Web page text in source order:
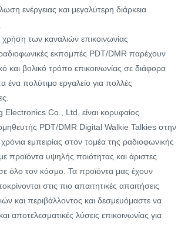
ενέργειας και μεγαλύτερη διάρκεια
των καναλιών επικοινωνίας
εκπομπές PDT/DMR παρέχουν
και βολικό τρόπο επικοινωνίας σε διάφορα
ένα πολύτιμο εργαλείο για πολλές
Co., Ltd. είναι κορυφαίος
PDT/DMR Digital Walkie Talkies στην
εμπειρίας στον τομέα της ραδιοφωνικής
προϊόντα υψηλής ποιότητας και άριστες
όλο τον κόσμο. Τα προϊόντα μας έχουν
στις πιο απαιτητικές απαιτήσεις
και περιβάλλοντος και δεσμευόμαστε να
αποτελεσματικές λύσεις επικοινωνίας για